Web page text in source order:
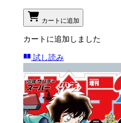
カートに追加
カートに追加しました
試し読み